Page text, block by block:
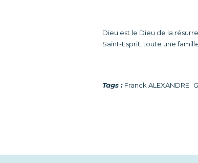
Dieu est le Dieu de la
Saint-Esprit, toute une
Tags : Franck ALEXANDRE